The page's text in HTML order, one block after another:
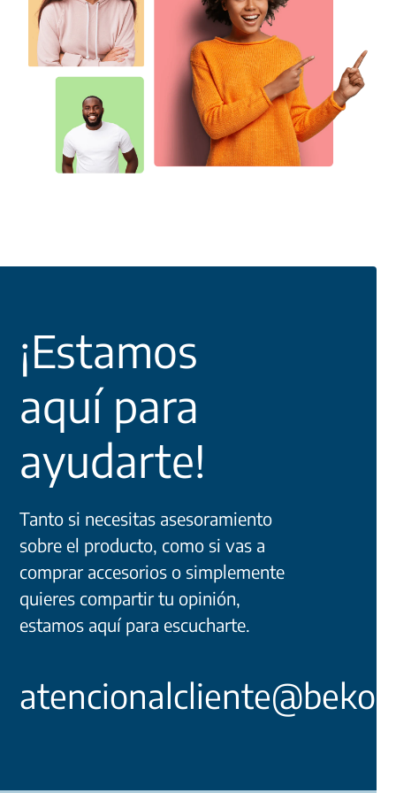
¡Estamos
aquí para
ayudarte!
Tanto si necesitas asesoramiento
sobre el producto, como si vas a
comprar accesorios o simplemente
quieres compartir tu opinión,
estamos aquí para escucharte.